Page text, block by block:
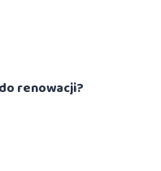
renowacji?